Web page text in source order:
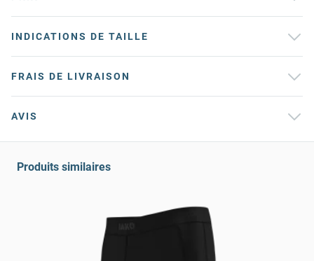
INDICATIONS DE TAILLE
FRAIS DE LIVRAISON
AVIS
Produits similaires